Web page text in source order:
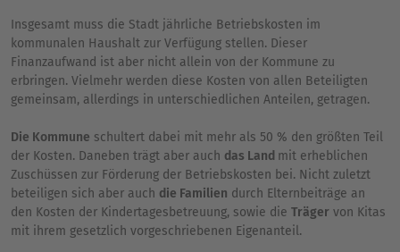
Insgesamt muss die Stadt jährliche Betriebskosten im
kommunalen Haushalt zur Verfügung stellen. Dieser
Finanzaufwand ist aber nicht allein von der Kommune zu
erbringen. Vielmehr werden diese Kosten von allen Beteiligten
gemeinsam, allerdings in unterschiedlichen Anteilen, getragen.
Die Kommune schultert dabei mit mehr als 50 % den größten Teil
der Kosten. Daneben trägt aber auch das Land mit erheblichen
Zuschüssen zur Förderung der Betriebskosten bei. Nicht zuletzt
beteiligen sich aber auch die Familien durch Elternbeiträge an
den Kosten der Kindertagesbetreuung, sowie die Träger von Kitas
mit ihrem gesetzlich vorgeschriebenen Eigenanteil.